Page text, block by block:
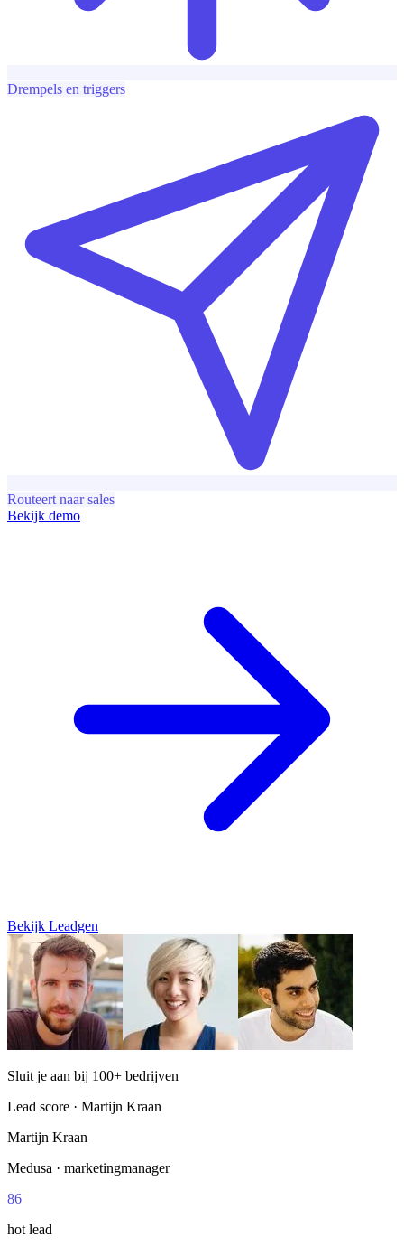
Drempels en triggers
Routeert naar sales
Bekijk demo
Bekijk Leadgen
Sluit je aan bij 100+ bedrijven
Lead score · Martijn Kraan
Martijn Kraan
Medusa · marketingmanager
86
hot lead